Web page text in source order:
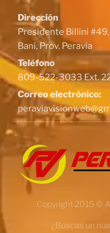
Dirección
Presidente Billini #49,
Baní, Prov. Peravia
Teléfono
809-522-3033 Ext.
Correo electrónico:
Copyright 2015 ©
¿Buscas un